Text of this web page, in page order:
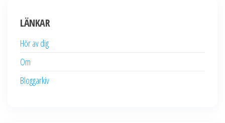
LÄNKAR
Hör av dig
Om
Bloggarkiv